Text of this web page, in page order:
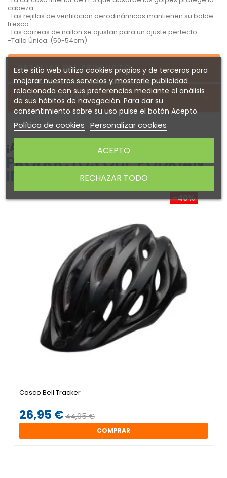
cabeza.
-Las rejillas de ventilación aerodinámicas mantienen su balde
fresco.
-Las correas de nailon se ajustan para un ajuste perfecto
-Talla Única: (50-54cm)
DETALLES DEL PRODUCTO
Sobre C-PREME
¡ATENTO! AQUÍ TE DEJAMOS ALGUNOS
PRODUCTOS QUE PODRÍAN
INTERESARTE
-40%
Casco Bell Tracker
26,95 €44,95 €
COMPRAR
Este sitio web utiliza cookies propias y de terceros para
mejorar nuestros servicios y mostrarle publicidad
relacionada con sus preferencias mediante el análisis
de sus hábitos de navegación. Para dar su
consentimiento sobre su uso pulse el botón Acepto.
Política de cookies Personalizar cookies
RECHAZAR TODO
ACEPTO